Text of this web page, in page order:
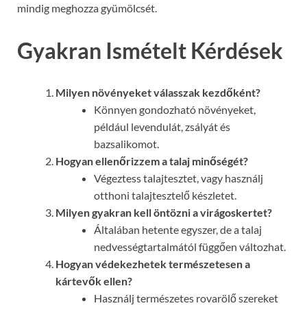
mindig meghozza gyümölcsét.
Gyakran Ismételt Kérdések
Milyen növényeket válasszak kezdőként?
Könnyen gondozható növényeket,
például levendulát, zsályát és
bazsalikomot.
Hogyan ellenőrizzem a talaj minőségét?
Végeztess talajtesztet, vagy használj
otthoni talajtesztelő készletet.
Milyen gyakran kell öntözni a virágoskertet?
Általában hetente egyszer, de a talaj
nedvességtartalmától függően változhat.
Hogyan védekezhetek természetesen a
kártevők ellen?
Használj természetes rovarölő szereket